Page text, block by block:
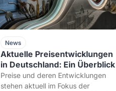
News
Aktuelle Preisentwicklungen
in Deutschland: Ein Überblick
Preise und deren Entwicklungen
stehen aktuell im Fokus der